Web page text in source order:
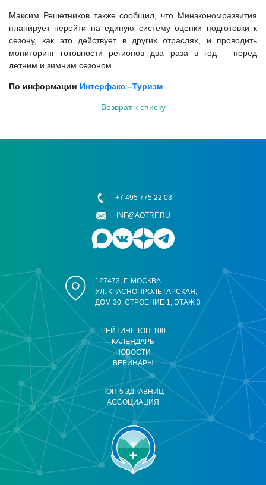
Максим Решетников также сообщил, что Минэкономразвития
планирует перейти на единую систему оценки подготовки к
сезону, как это действует в других отраслях, и проводить
мониторинг готовности регионов два раза в год – перед
летним и зимним сезоном.
По информации Интерфакс –Туризм
Возврат к списку
РЕЙТИНГ ТОП-100
КАЛЕНДАРЬ
НОВОСТИ
ВЕБИНАРЫ
ТОП-5 ЗДРАВНИЦ
АССОЦИАЦИЯ
127473, Г. МОСКВА
УЛ. КРАСНОПРОЛЕТАРСКАЯ,
ДОМ 30, СТРОЕНИЕ 1, ЭТАЖ 3
+7 495 775 22 03
INF@AOTRF.RU